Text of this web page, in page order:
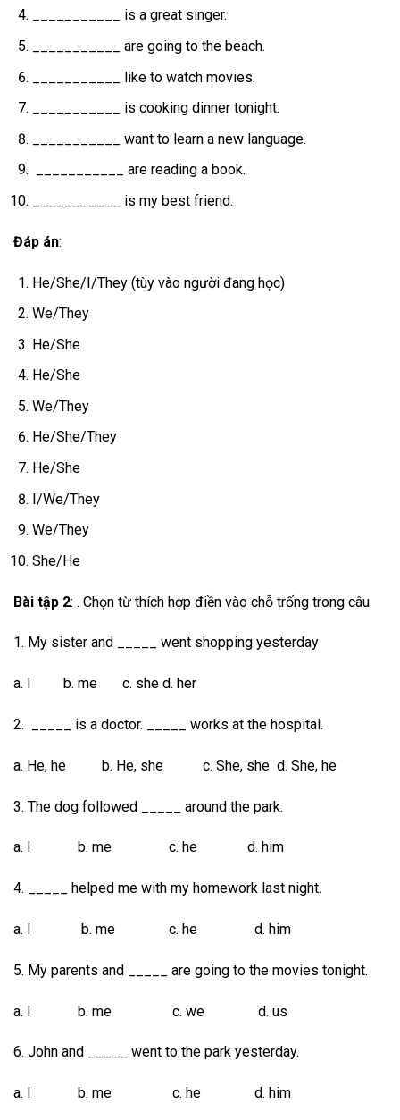
___________ is a great singer.
___________ are going to the beach.
___________ like to watch movies.
___________ is cooking dinner tonight.
___________ want to learn a new language.
___________ are reading a book.
___________ is my best friend.
Đáp án:
He/She/I/They (tùy vào người đang học)
We/They
He/She
He/She
We/They
He/She/They
He/She
I/We/They
We/They
She/He
Bài tập 2: . Chọn từ thích hợp điền vào chỗ trống trong câu
1. My sister and _____ went shopping yesterday
a. I b. me c. she d. her
2. _____ is a doctor. _____ works at the hospital.
a. He, he b. He, she c. She, she d. She, he
3. The dog followed _____ around the park.
a. I b. me c. he d. him
4. _____ helped me with my homework last night.
a. I b. me c. he d. him
5. My parents and _____ are going to the movies tonight.
a. I b. me c. we d. us
6. John and _____ went to the park yesterday.
a. I b. me c. he d. him